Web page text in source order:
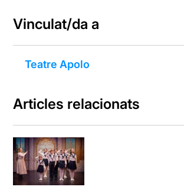
Vinculat/da a
Teatre Apolo
Articles relacionats